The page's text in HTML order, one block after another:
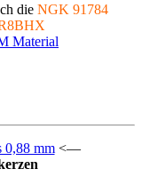
die NGK 91784
Material
0,88 mm<—